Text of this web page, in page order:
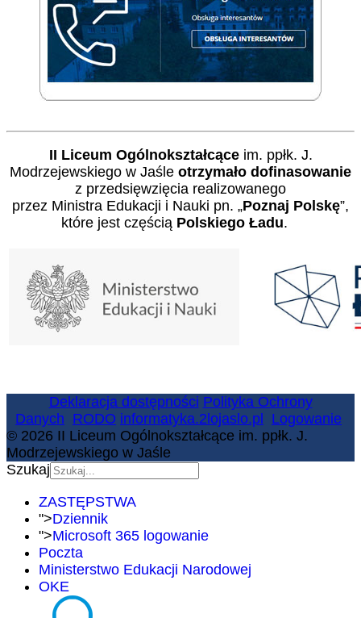
II Liceum Ogólnokształcąceim. ppłk. J.
Modrzejewskiego w Jaśle otrzymało dofinasowanie
z przedsięwzięcia realizowanego
przez Ministra Edukacji i Nauki pn. „Poznaj Polskę”,
które jest częścią Polskiego Ładu.
Deklaracja dostępności Polityka Ochrony
Danych RODO informatyka.2lojaslo.pl
Logowanie
© 2026 II Liceum Ogólnokształcące im. ppłk. J.
Modrzejewskiego w Jaśle
Szukaj
ZASTĘPSTWA
">Dziennik
">Microsoft 365 logowanie
Poczta
Ministerstwo Edukacji Narodowej
OKE